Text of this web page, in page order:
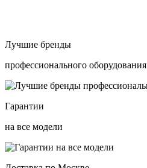
Лучшие бренды
профессионального оборудования
Гарантии
на все модели